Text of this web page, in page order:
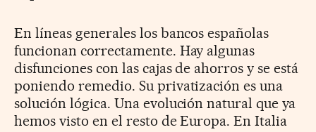
En líneas generales los bancos españolas
funcionan correctamente. Hay algunas
disfunciones con las cajas de ahorros y se está
poniendo remedio. Su privatización es una
solución lógica. Una evolución natural que ya
hemos visto en el resto de Europa. En Italia